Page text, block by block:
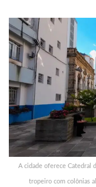
A cidade oferece Catedral
tropeiro com colônias